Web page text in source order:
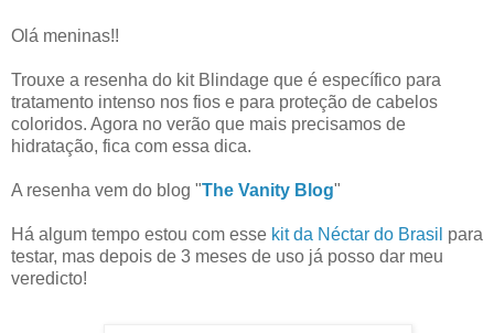
Olá meninas!!
Trouxe a resenha do kit Blindage que é específico para
tratamento intenso nos fios e para proteção de cabelos
coloridos. Agora no verão que mais precisamos de
hidratação, fica com essa dica.
A resenha vem do blog "The Vanity Blog"
Há algum tempo estou com esse kit da Néctar do Brasil para
testar, mas depois de 3 meses de uso já posso dar meu
veredicto!